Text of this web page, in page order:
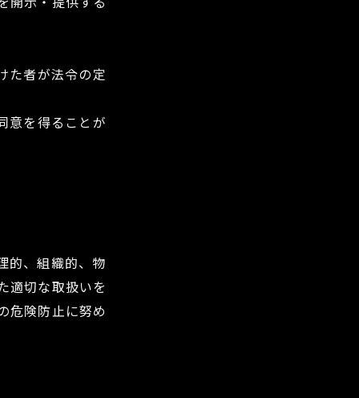
た者が法令の定
意を得ることが
的、組織的、物
適切な取扱いを
危険防止に努め